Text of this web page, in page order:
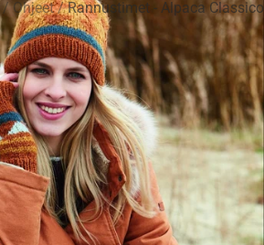
Ohjeet Rannustimet - Alpaca Classico